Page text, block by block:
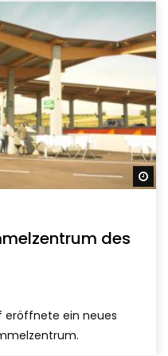
des
eröffnete ein neues